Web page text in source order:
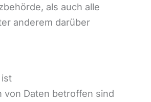
als auch alle
anderem darüber
von Daten betroffen sind